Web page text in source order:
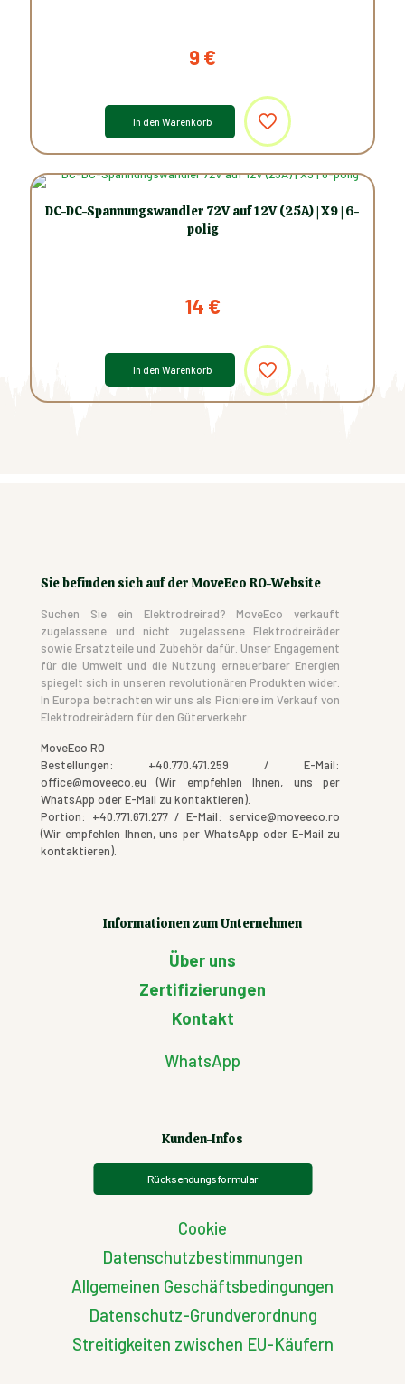
9€
In den Warenkorb
DC-DC-Spannungswandler 72V auf 12V (25A) | X9 | 6-
polig
14 €
In den Warenkorb
Sie befinden sich auf der MoveEco RO-Website
Suchen Sie ein Elektrodreirad? MoveEco verkauft
zugelassene und nicht zugelassene Elektrodreiräder
sowie Ersatzteile und Zubehör dafür. Unser Engagement
für die Umwelt und die Nutzung erneuerbarer Energien
spiegelt sich in unseren revolutionären Produkten wider.
In Europa betrachten wir uns als Pioniere im Verkauf von
Elektrodreirädern für den Güterverkehr.
MoveEco RO
Bestellungen: +40.770.471.259 / E-Mail:
office@moveeco.eu (Wir empfehlen Ihnen, uns per
WhatsApp oder E-Mail zu kontaktieren).
Portion: +40.771.671.277 / E-Mail: service@moveeco.ro
(Wir empfehlen Ihnen, uns per WhatsApp oder E-Mail zu
kontaktieren).
Informationen zum Unternehmen
Über uns
Zertifizierungen
Kontakt
WhatsApp
Kunden-Infos
Rücksendungsformular
Cookie
Datenschutzbestimmungen
Allgemeinen Geschäftsbedingungen
Datenschutz-Grundverordnung
Streitigkeiten zwischen EU-Käufern